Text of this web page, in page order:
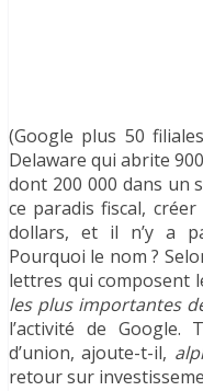
(Google plus 50
Delaware qui abrite
dont 200 000 dans un
ce paradis fiscal,
dollars, et il n’y a
Pourquoi le nom ?
lettres qui composent
les plus importantes
l’activité de
d’union, ajoute-t-il,
retour sur